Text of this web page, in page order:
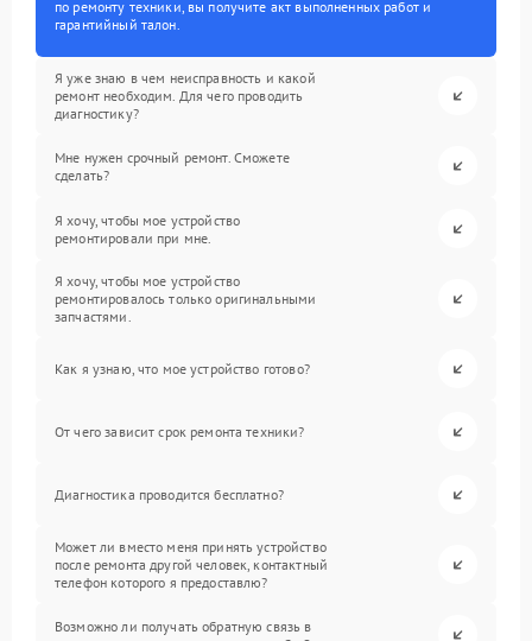
по ремонту техники, вы получите акт выполненных работ и
гарантийный талон.
Я уже знаю в чем неисправность и какой
ремонт необходим. Для чего проводить
диагностику?
Мне нужен срочный ремонт. Сможете
сделать?
Я хочу, чтобы мое устройство
ремонтировали при мне.
Я хочу, чтобы мое устройство
ремонтировалось только оригинальными
запчастями.
Как я узнаю, что мое устройство готово?
От чего зависит срок ремонта техники?
Диагностика проводится бесплатно?
Может ли вместо меня принять устройство
после ремонта другой человек, контактный
телефон которого я предоставлю?
Возможно ли получать обратную связь в